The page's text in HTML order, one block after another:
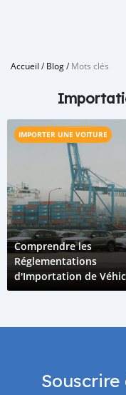
Accueil /Blog/Mots clés
IMPORTER UNE VOITURE
Comprendre les
Réglementations
d'Importation de
aux Comores : Guide